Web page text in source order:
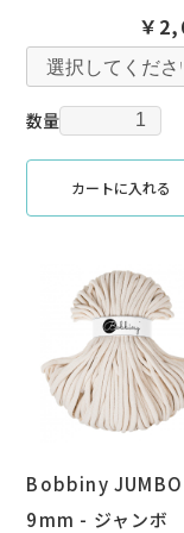
￥
数量
カートに入れる
Bobbiny JUMBO
9mm - ジャンボ